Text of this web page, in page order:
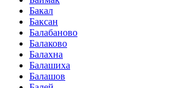
Бакал
Баксан
Балабаново
Балаково
Балахна
Балашиха
Балашов